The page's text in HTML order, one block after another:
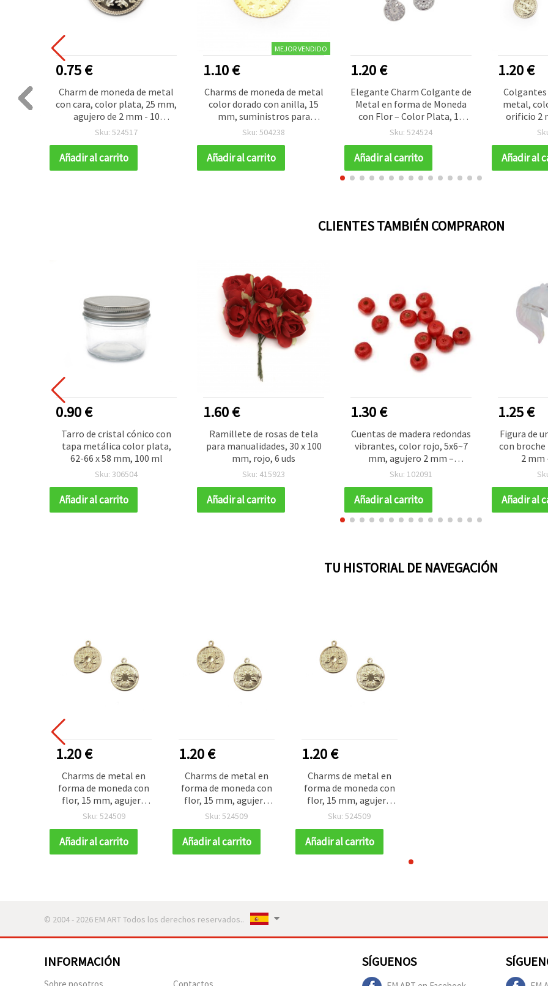
metal
0.75 €
Charm de moneda de metal
con cara, color plata, 25 mm,
agujero de 2 mm - 10
unidades
Sku: 524517
Añadir al carrito
MEJOR VENDIDO
1.10 €
Charms de moneda de metal
color dorado con anilla, 15
mm, suministros para
bisutería, manualidades y
Sku: 504238
Añadir al carrito
1.20 €
Elegante Charm Colgante de
Metal en forma de Moneda
con Flor – Color Plata, 15
mm, Agujero 1,5 mm, Pack
Sku: 524524
Añadir al carrito
1.20 €
metal,
orificio 2
Añadir al
CLIENTES TAMBIÉN COMPRARON
0.90 €
Tarro de cristal cónico con
tapa metálica color plata,
62-66 x 58 mm, 100 ml
Sku: 306504
Añadir al carrito
1.60 €
Ramillete de rosas de tela
para manualidades, 30 x 100
mm, rojo, 6 uds
Sku: 415923
Añadir al carrito
1.30 €
Cuentas de madera redondas
vibrantes, color rojo, 5x6~7
mm, agujero 2 mm –
paquete de 50 g (~750 uds)
bisutería
Sku: 102091
Añadir al carrito
1.25 €
Figura de
con broche
2 mm
Añadir al
TU HISTORIAL DE NAVEGACIÓN
1.20 €
Charms de metal en
forma de moneda con
flor, 15 mm, agujero
1,5 mm, color plata -
Sku: 524509
Añadir al carrito
1.20 €
Charms de metal en
forma de moneda con
flor, 15 mm, agujero
1,5 mm, color plata -
Sku: 524509
Añadir al carrito
1.20 €
Charms de metal en
forma de moneda con
flor, 15 mm, agujero
1,5 mm, color plata -
Sku: 524509
Añadir al carrito
© 2004 - 2026 EM ART Todos los derechos reservados..
INFORMACIÓN
Sobre nosotros Contactos
SÍGUENOS